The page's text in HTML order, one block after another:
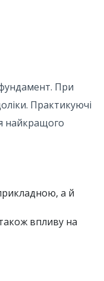
При
Практикуючі
найкращого
а й
впливу на